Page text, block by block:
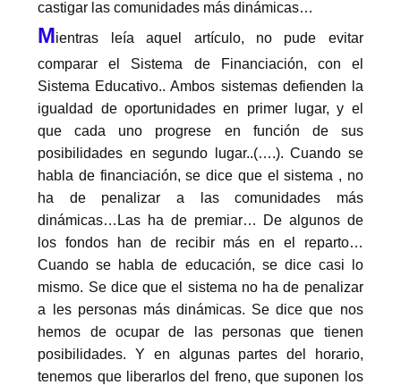
castigar las comunidades más dinámicas…
Mientras leía aquel artículo, no pude evitar
comparar el Sistema de Financiación, con el
Sistema Educativo.. Ambos sistemas defienden la
igualdad de oportunidades en primer lugar, y el
que cada uno progrese en función de sus
posibilidades en segundo lugar..(….). Cuando se
habla de financiación, se dice que el sistema , no
ha de penalizar a las comunidades más
dinámicas…Las ha de premiar… De algunos de
los fondos han de recibir más en el reparto…
Cuando se habla de educación, se dice casi lo
mismo. Se dice que el sistema no ha de penalizar
a les personas más dinámicas. Se dice que nos
hemos de ocupar de las personas que tienen
posibilidades. Y en algunas partes del horario,
tenemos que liberarlos del freno, que suponen los